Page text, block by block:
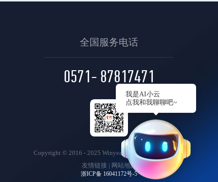
全国服务电话
0571- 87817471
Copyright © 2016 - 2025 Winyeahs. All Rights Reserved.
友情链接| 网站地图
浙ICP备 16041172号-5
我是AI小云
点我和我聊聊吧~